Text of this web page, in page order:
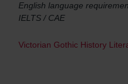
English language
IELTS / CAE
Victorian Gothic History